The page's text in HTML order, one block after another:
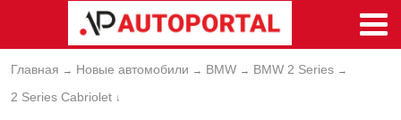
Главная → Новые автомобили → BMW → BMW 2 Series →
2 Series Cabriolet ↓